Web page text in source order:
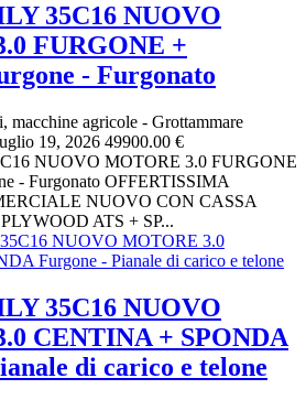
35C16 NUOVO
FURGONE +
- Furgonato
macchine agricole - Grottammare
19, 2026 49900.00 €
NUOVO MOTORE 3.0 FURGONE
- Furgonato OFFERTISSIMA
NUOVO CON CASSA
ATS + SP...
35C16 NUOVO
CENTINA + SPONDA
di carico e telone